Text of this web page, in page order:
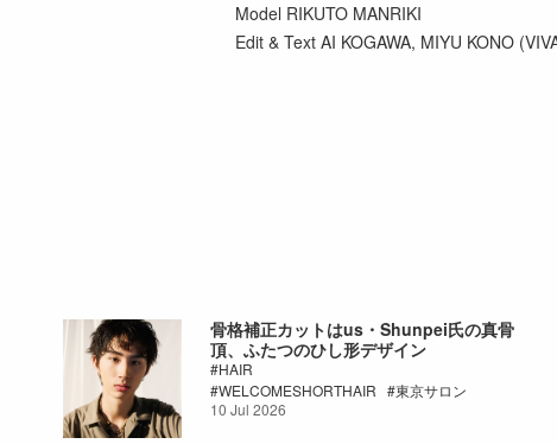
Model RIKUTO MANRIKI
Edit & Text AI KOGAWA, MIYU KONO
骨格補正カットはus・Shunpei氏の真骨
頂、ふたつのひし形デザイン
HAIR
WELCOMESHORTHAIR
東京サロン
10 Jul 2026